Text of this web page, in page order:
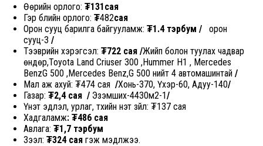
Өөрийн орлого: ₮131сая
Гэр бүлийн орлого: ₮482сая
Орон сууц барилга байгууламж: ₮1.4 тэрбум /
орон
сууц-3 /
Тээврийн хэрэгсэл: ₮722 сая /Жийп болон туулах чадвар
өндөр,Toyota Land Criuser 300 ,Hummer H1 , Mercedes
BenzG 500 ,Mercedes Benz,G 500 нийт 4 автомашинтай /
Мал аж ахуй: ₮474 сая /Хонь-370, Үхэр-60, Адуу-140/
Газар: ₮2,4 сая / Эзэмших-4430м2-1/
Үнэт эдлэл, урлаг, түүхийн үнэт зүйл: ₮137 сая
Хадгаламж: ₮486 сая
Авлага: ₮1,7 тэрбум
Зээл: ₮324 сая гэж мэдүүлжээ.